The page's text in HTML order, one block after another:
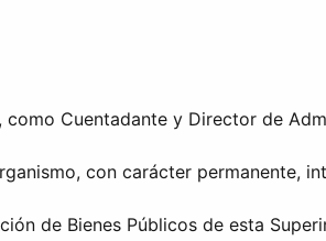
Cuentadante y Director de
con carácter permanente,
de Bienes Públicos de esta